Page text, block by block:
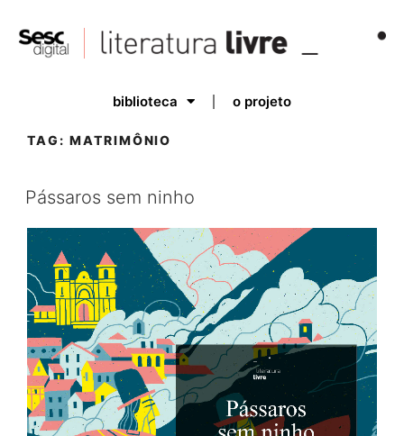
biblioteca o projeto
TAG: MATRIMÔNIO
Pássaros sem ninho